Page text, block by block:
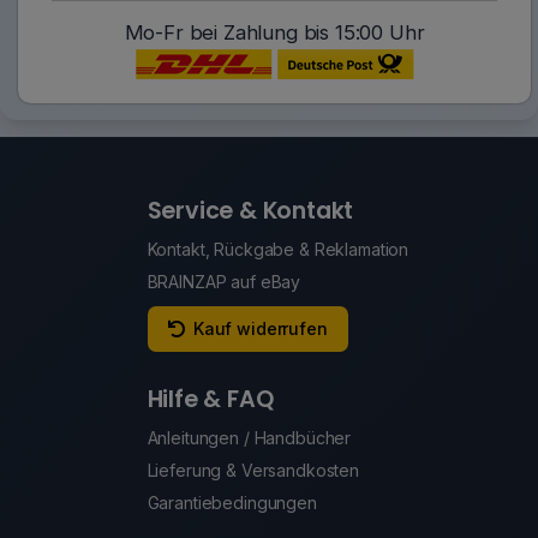
Mo-Fr bei Zahlung bis 15:00 Uhr
Service & Kontakt
Kontakt, Rückgabe & Reklamation
BRAINZAP auf eBay
Kauf widerrufen
Hilfe & FAQ
Anleitungen / Handbücher
Lieferung & Versandkosten
Garantiebedingungen